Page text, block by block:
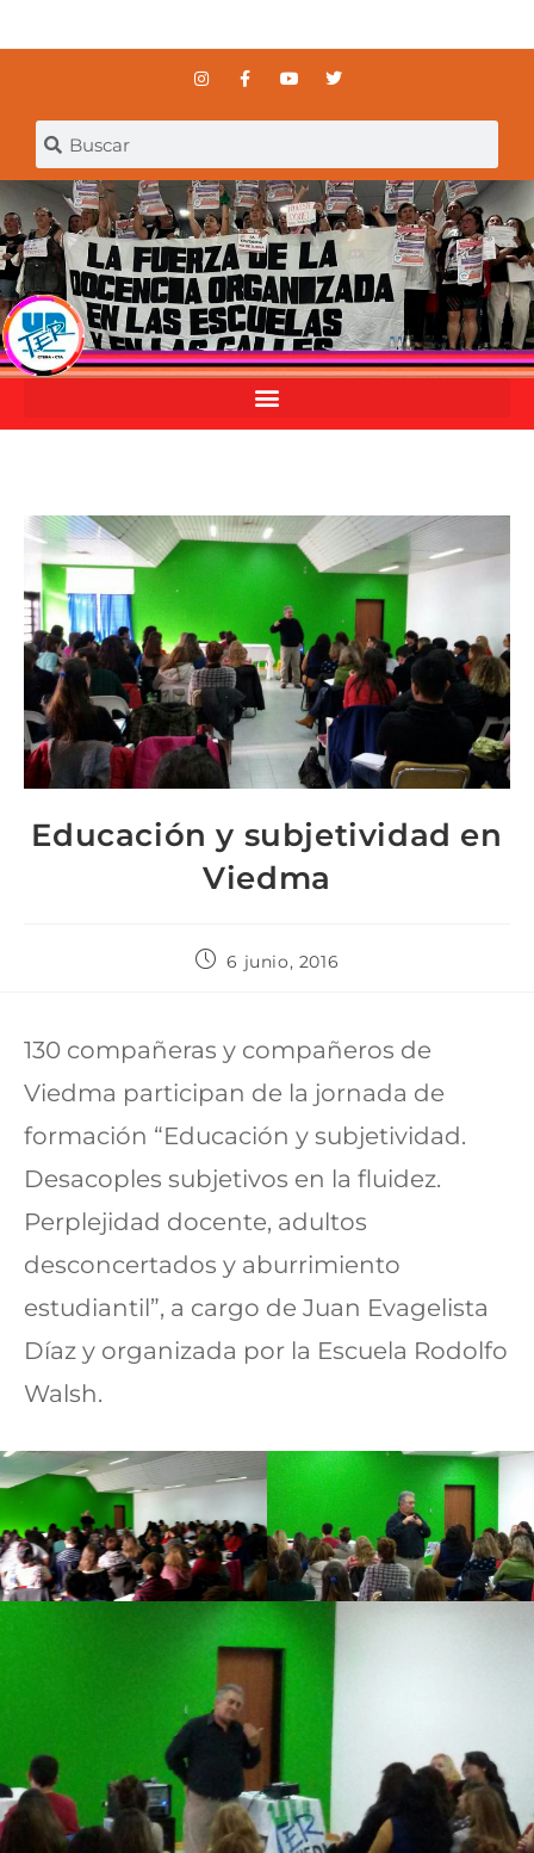
Educación y subjetividad en
Viedma
6 junio, 2016
130 compañeras y compañeros de
Viedma participan de la jornada de
formación “Educación y subjetividad.
Desacoples subjetivos en la fluidez.
Perplejidad docente, adultos
desconcertados y aburrimiento
estudiantil”, a cargo de Juan Evagelista
Díaz y organizada por la Escuela Rodolfo
Walsh.